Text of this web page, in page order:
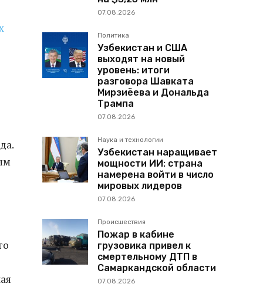
07.08.2026
Политика
Узбекистан и США
выходят на новый
уровень: итоги
разговора Шавката
Мирзиёева и Дональда
Трампа
07.08.2026
Наука и технологии
Узбекистан наращивает
мощности ИИ: страна
намерена войти в число
мировых лидеров
07.08.2026
Происшествия
Пожар в кабине
грузовика привел к
смертельному ДТП в
Самаркандской области
07.08.2026